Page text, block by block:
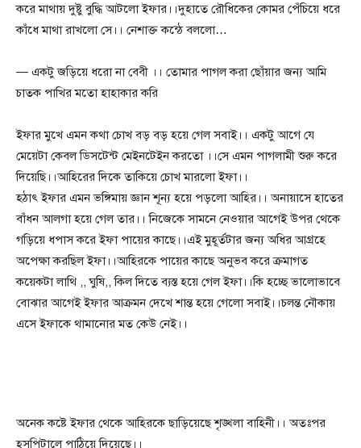
করে মাথায় দুষ্টু বুদ্ধি আটলো ইফার।।দুহাতে রৌধিকের কোমর পেঁচিয়ে ধরে
কাঁধে মাথা রাখলো সে।। নেশাক্ত কন্ঠে বললো…
— একটু জড়িয়ে ধরো না বেবী ।। তোমার পাগল করা ছোঁয়ার জন্য আমি
চাতক পাখির মতো হাহাকার করি
ইফার মুখে এমন কথা চোখ বড় বড় হয়ে গেল সবাই।। একটু আগে যে
মেয়েটা কেবল ডিসটেন্ট মেইনটেইন করতো ।।সে এমন পাগলামী শুরু করে
দিয়েছি।।আহিরের দিকে তাকিয়ে চোখ মারলো ইফা।।
হঠাৎ ইফার এমন ভঙ্গিমায় জ্ঞান শূন্য হয়ে পড়লো আহির।। অনায়াসে হাতের
বাঁধন আলগা হয়ে গেল তার।। নিজেকে সামনে নেওয়ার আগেই উপর থেকে
গড়িয়ে ধপাস করে ইফা পায়ের কাছে।।এই মুহূর্তটার জন্য অধির আগ্রহে
অপেক্ষা করছিল ইফা।।আহিরকে পায়ের কাছে অনুভব করে ক্রমাগত
কয়েকটা লাথি ,, ঘুষি,, কিল দিতে ব্যস্ত হয়ে গেল ইফা।।কি হচ্ছে ভালোভাবে
বোঝার আগেই ইফার আক্রমন দেখে শান্ত হয়ে গেলো সবাই।।চলন্ত নৌকায়
এসে ইফাকে থামানোর মত কেউ নেই।।
অনেক কষ্টে ইফার থেকে আহিরকে ছাড়িয়েছে শৃঙ্খলা বাহিনী।। অতঃপর
হসপিটালে পাঠিয়ে দিয়েছে।।